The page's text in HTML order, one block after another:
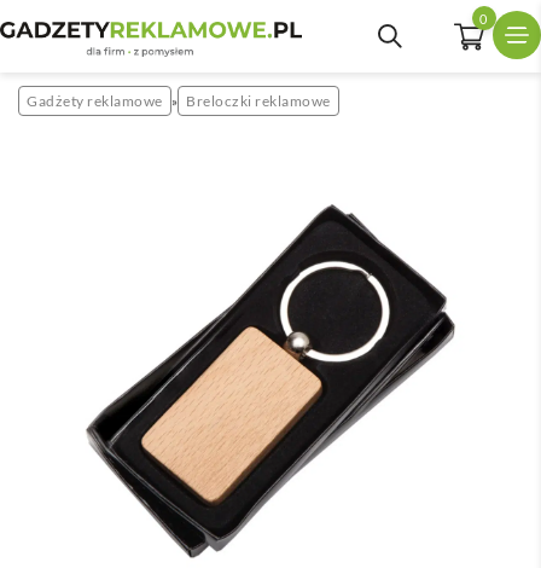
0
Gadżety reklamowe » Breloczki reklamowe